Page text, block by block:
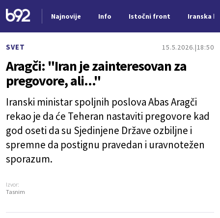
Najnovije Info Istočni front Iranska
SVET 15.5.2026. 18:50
Aragči: "Iran je zainteresovan za
pregovore, ali..."
Iranski ministar spoljnih poslova Abas Aragči
rekao je da će Teheran nastaviti pregovore kad
god oseti da su Sjedinjene Države ozbiljne i
spremne da postignu pravedan i uravnotežen
sporazum.
Izvor:
Tasnim